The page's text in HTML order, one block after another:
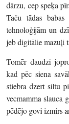
dārzu, cep speķa
Taču tādas
tehnoloģijām un
jeb digitālie mazuļi
Tomēr daudzi
kad pēc siena
stiebra dzert siltu
vecmamma slauca
pēdējo govi izmirs